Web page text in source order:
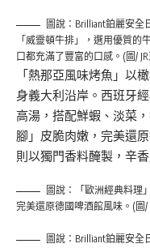
圖說：Brilliant鉑麗安
「威靈頓牛排」，選用優質
口都充滿了豐富的口感。(圖/
「熱那亞風味烤魚」以
身義大利沿岸。西班牙
高湯，搭配鮮蝦、淡菜
腳」皮脆肉嫩，完美還
則以獨門香料醃製，辛
圖說：「歐洲經典料理
完美還原德國啤酒館風味。(圖/
圖說：Brilliant鉑麗安全